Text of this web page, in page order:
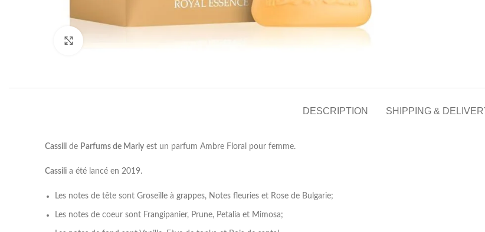
DESCRIPTION SHIPPING &
Cassili de Parfums de Marly est un parfum Ambre Floral pour femme.
Cassili a été lancé en 2019.
Les notes de tête sont Groseille à grappes, Notes fleuries et Rose de Bulgarie;
Les notes de coeur sont Frangipanier, Prune, Petalia et Mimosa;